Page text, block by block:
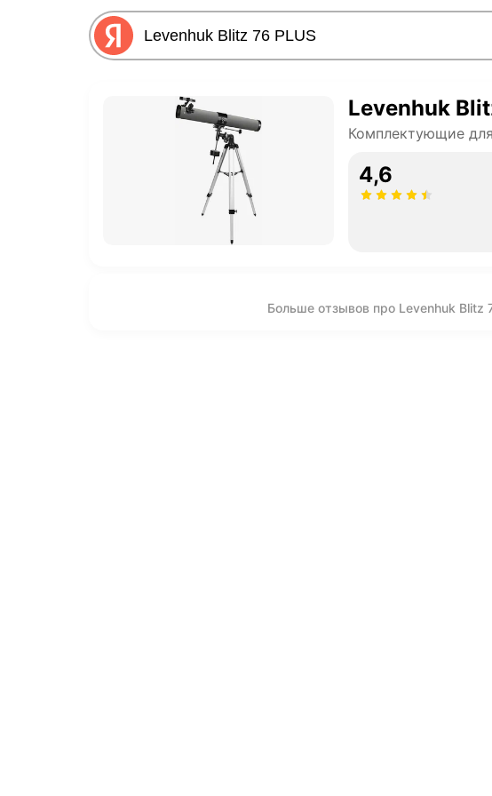
Levenhuk
Комплектующие
4,6
Больше отзывов про Levenhuk Blitz